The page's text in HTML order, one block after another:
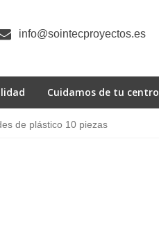
info@sointecproyectos.es
Cuidamos de tu centro
de plástico 10 piezas